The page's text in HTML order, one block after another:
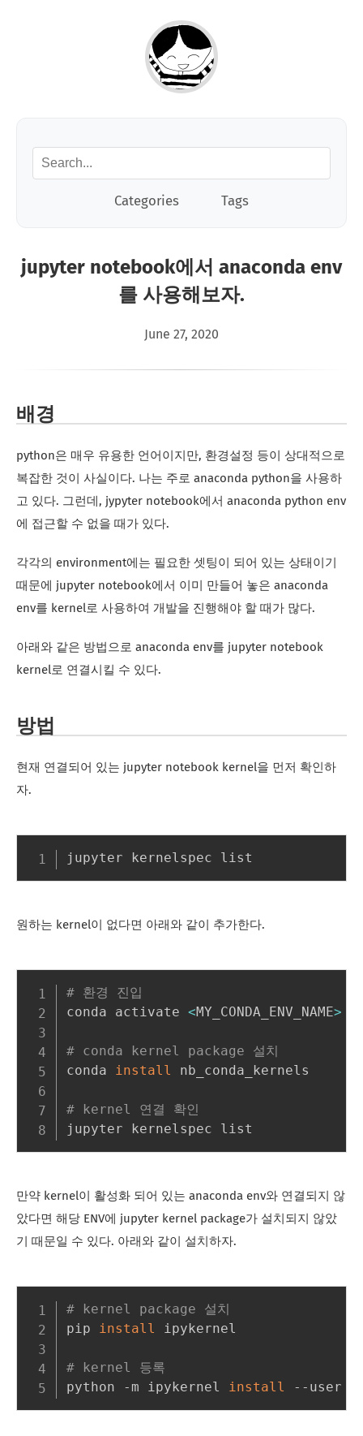
Categories Tags
jupyter notebook에서 anaconda env
를 사용해보자.
June 27, 2020
배경
python은 매우 유용한 언어이지만, 환경설정 등이 상대적으로
복잡한 것이 사실이다. 나는 주로 anaconda python을 사용하
고 있다. 그런데, jypyter notebook에서 anaconda python env
에 접근할 수 없을 때가 있다.
각각의 environment에는 필요한 셋팅이 되어 있는 상태이기
때문에 jupyter notebook에서 이미 만들어 놓은 anaconda
env를 kernel로 사용하여 개발을 진행해야 할 때가 많다.
아래와 같은 방법으로 anaconda env를 jupyter notebook
kernel로 연결시킬 수 있다.
방법
현재 연결되어 있는 jupyter notebook kernel을 먼저 확인하
자.
원하는 kernel이 없다면 아래와 같이 추가한다.
# 환경 진입
conda activate <MY_CONDA_ENV_NAME>
# conda kernel package 설치
conda install nb_conda_kernels
# kernel 연결 확인
만약 kernel이 활성화 되어 있는 anaconda env와 연결되지 않
았다면 해당 ENV에 jupyter kernel package가 설치되지 않았
기 때문일 수 있다. 아래와 같이 설치하자.
# kernel package 설치
pip install ipykernel
# kernel 등록
python -m ipykernel install --user